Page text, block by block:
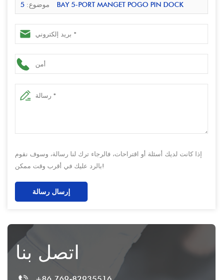
موضوع: 5 BAY 5-PORT MANGET POGO PIN DOCK
لأجهزة iPad & POS | محطة شحن معتمدة ISO
إذا كانت لديك أسئلة أو اقتراحات، فالرجاء ترك لنا رسالة، وسوف نقوم
بالرد عليك في أقرب وقت ممكن!
إرسال رسالة
اتصل بنا